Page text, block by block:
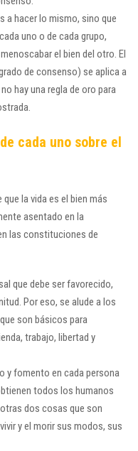
a hacer lo mismo, sino que
uno o de cada grupo,
el bien del otro. El
de consenso) se aplica a
hay una regla de oro para
cada uno sobre el
la vida es el bien más
asentado en la
las constituciones de
que debe ser favorecido,
Por eso, se alude a los
son básicos para
trabajo, libertad y
y fomento en cada persona
todos los humanos
dos cosas que son
y el morir sus modos, sus